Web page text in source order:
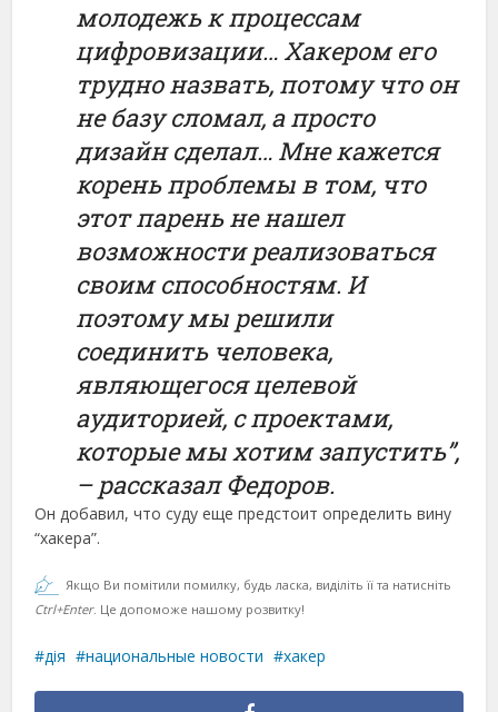
молодежь к процессам
цифровизации… Хакером его
трудно назвать, потому что он
не базу сломал, а просто
дизайн сделал… Мне кажется
корень проблемы в том, что
этот парень не нашел
возможности реализоваться
своим способностям. И
поэтому мы решили
соединить человека,
являющегося целевой
аудиторией, с проектами,
которые мы хотим запустить”,
– рассказал Федоров.
Он добавил, что суду еще предстоит определить вину
“хакера”.
Якщо Ви помітили помилку, будь ласка, виділіть її та натисніть
Ctrl+Enter. Це допоможе нашому розвитку!
дія национальные новости хакер